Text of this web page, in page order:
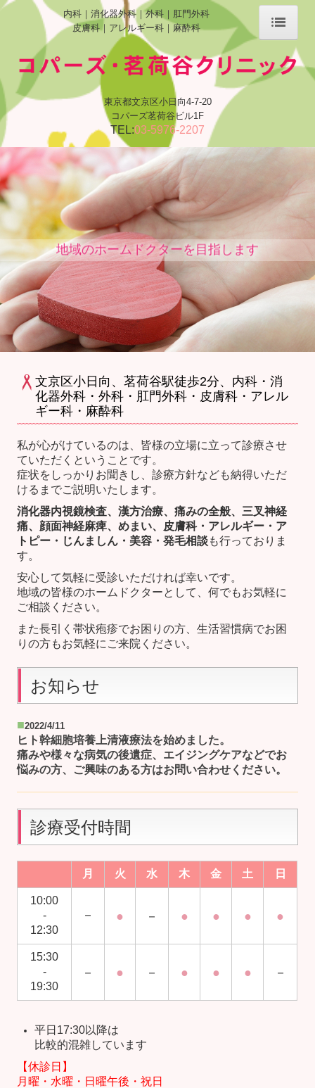
ホーム
当院について
施設、設備など
アクセス
個人情報保護方針
内科｜消化器外科｜外科｜肛門外科
皮膚科｜アレルギー科｜麻酔科
東京都文京区小日向4-7-20
コパーズ茗荷谷ビル1F
TEL:03-5976-2207
地域のホームドクターを目指します
文京区小日向、茗荷谷駅徒歩2分、内科・消
化器外科・外科・肛門外科・皮膚科・アレル
ギー科・麻酔科
私が心がけているのは、皆様の立場に立って診療させ
ていただくということです。
症状をしっかりお聞きし、診療方針なども納得いただ
けるまでご説明いたします。
消化器内視鏡検査、漢方治療、痛みの全般、三叉神経
痛、顔面神経麻痺、めまい、皮膚科・アレルギー・ア
トピー・じんましん・美容・発毛相談も行っておりま
す。
安心して気軽に受診いただければ幸いです。
地域の皆様のホームドクターとして、何でもお気軽に
ご相談ください。
また長引く帯状疱疹でお困りの方、生活習慣病でお困
りの方もお気軽にご来院ください。
お知らせ
■2022/4/11
ヒト幹細胞培養上清液療法を始めました。
痛みや様々な病気の後遺症、エイジングケアなどでお
悩みの方、ご興味のある方はお問い合わせください。
診療受付時間
月 火 水 木 金 土 日
10:00
-
12:30
－ ● － ● ● ● ●
15:30
-
19:30
－ ● － ● ● ● －
平日17:30以降は
比較的混雑しています
【休診日 】
月曜・水曜・日曜午後・祝日